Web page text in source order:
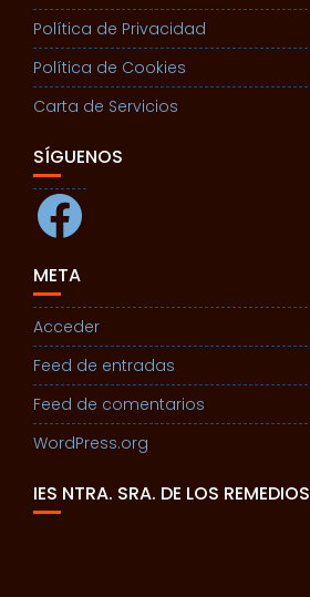
Política de Privacidad
Política de Cookies
Carta de Servicios
SÍGUENOS
Facebook
META
Acceder
Feed de entradas
Feed de comentarios
WordPress.org
IES NTRA. SRA. DE LOS REMEDIOS